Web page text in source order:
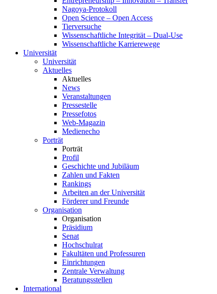
Nagoya-Protokoll
Open Science – Open Access
Tierversuche
Wissenschaftliche Integrität – Dual-Use
Wissenschaftliche Karrierewege
Universität
Universität
Aktuelles
Aktuelles
News
Veranstaltungen
Pressestelle
Pressefotos
Web-Magazin
Medienecho
Porträt
Porträt
Profil
Geschichte und Jubiläum
Zahlen und Fakten
Rankings
Arbeiten an der Universität
Förderer und Freunde
Organisation
Organisation
Präsidium
Senat
Hochschulrat
Fakultäten und Professuren
Einrichtungen
Zentrale Verwaltung
Beratungsstellen
International